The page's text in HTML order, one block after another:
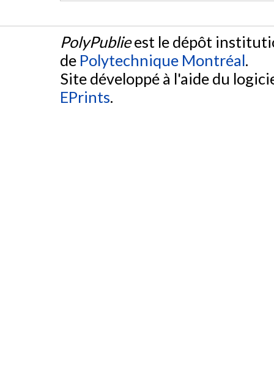
PolyPublieest le dépôt
de Polytechnique Montréal.
Site développé à l'aide du
EPrints.